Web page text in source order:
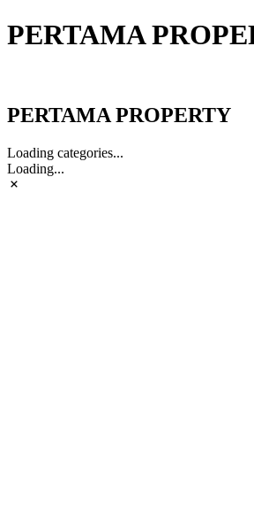
PERTAMA
PERTAMA PROPERTY
Loading categories...
Loading...